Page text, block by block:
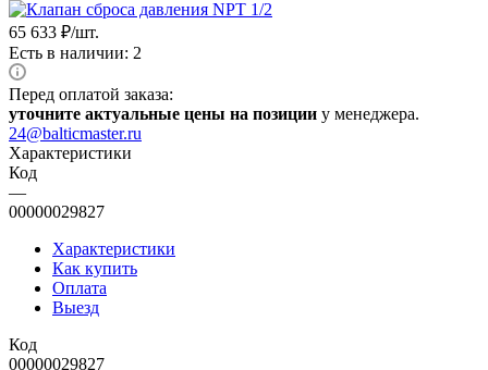
65 633 ₽/шт.
Есть в наличии: 2
Перед оплатой заказа:
уточните актуальные цены на позиции у менеджера.
24@balticmaster.ru
Характеристики
Код
—
00000029827
Характеристики
Как купить
Оплата
Выезд
Код
00000029827